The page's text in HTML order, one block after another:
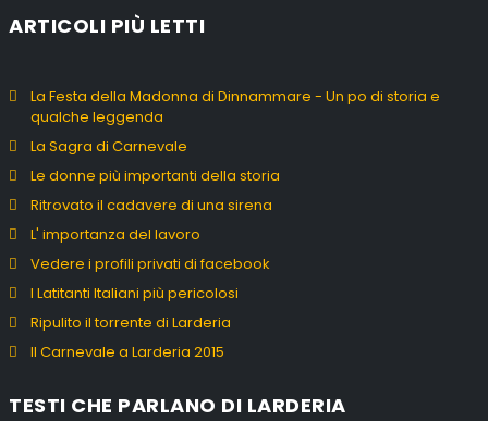
ARTICOLI PIÙ LETTI
La Festa della Madonna di Dinnammare - Un po di storia e
qualche leggenda
La Sagra di Carnevale
Le donne più importanti della storia
Ritrovato il cadavere di una sirena
L' importanza del lavoro
Vedere i profili privati di facebook
I Latitanti Italiani più pericolosi
Ripulito il torrente di Larderia
Il Carnevale a Larderia 2015
TESTI CHE PARLANO DI LARDERIA